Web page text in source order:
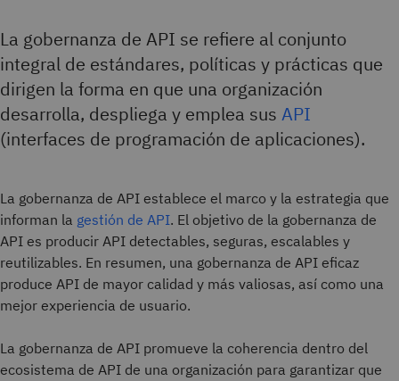
La gobernanza de API se refiere al conjunto
integral de estándares, políticas y prácticas que
dirigen la forma en que una organización
desarrolla, despliega y emplea sus API
(interfaces de programación de aplicaciones).
La gobernanza de API establece el marco y la estrategia que
informan la gestión de API. El objetivo de la gobernanza de
API es producir API detectables, seguras, escalables y
reutilizables. En resumen, una gobernanza de API eficaz
produce API de mayor calidad y más valiosas, así como una
mejor experiencia de usuario.
La gobernanza de API promueve la coherencia dentro del
ecosistema de API de una organización para garantizar que